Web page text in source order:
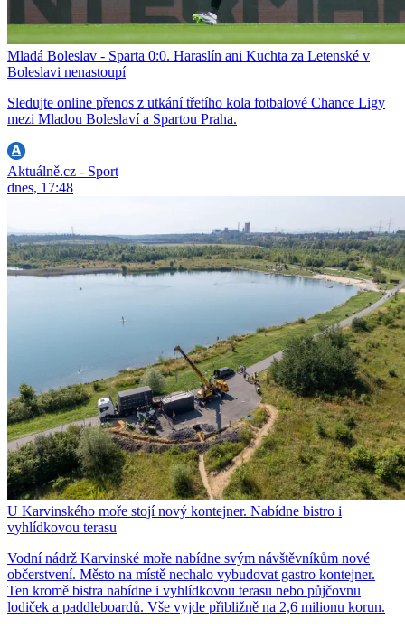
Mladá Boleslav - Sparta 0:0. Haraslín ani Kuchta za Letenské v
Boleslavi nenastoupí
Sledujte online přenos z utkání třetího kola fotbalové Chance Ligy
mezi Mladou Boleslaví a Spartou Praha.
Aktuálně.cz - Sport
dnes, 17:48
U Karvinského moře stojí nový kontejner. Nabídne bistro i
vyhlídkovou terasu
Vodní nádrž Karvinské moře nabídne svým návštěvníkům nové
občerstvení. Město na místě nechalo vybudovat gastro kontejner.
Ten kromě bistra nabídne i vyhlídkovou terasu nebo půjčovnu
lodiček a paddleboardů. Vše vyjde přibližně na 2,6 milionu korun.